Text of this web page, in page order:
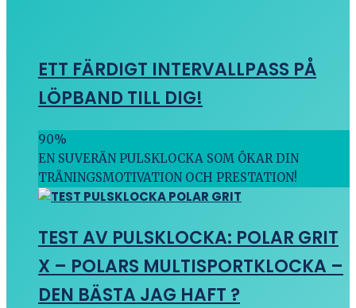
ETT FÄRDIGT INTERVALLPASS PÅ
LÖPBAND TILL DIG!
90%
EN SUVERÄN PULSKLOCKA SOM ÖKAR DIN
TRÄNINGSMOTIVATION OCH PRESTATION!
TEST AV PULSKLOCKA: POLAR GRIT
X – POLARS MULTISPORTKLOCKA –
DEN BÄSTA JAG HAFT ?